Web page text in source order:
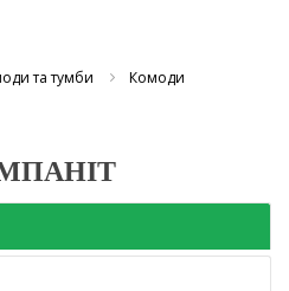
та тумби
Комоди